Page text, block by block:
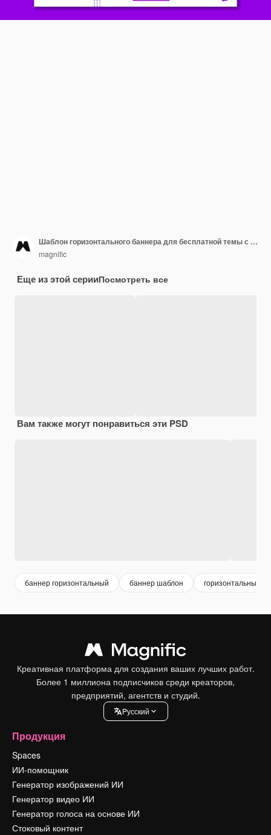
Шаблон горизонтального баннера для бесплатной темы с динамической геометрией
magnific
Еще из этой серииПосмотреть все
Вам также могут понравиться эти PSD
баннер горизонтальный баннер шаблон горизонтальный
Креативная платформа для создания ваших лучших работ.
Более 1 миллиона подписчиков среди креаторов,
предприятий, агентств и студий.
Pусский
Продукция
Spaces
ИИ-помощник
Генератор изображений ИИ
Генератор видео ИИ
Генератор голоса на основе ИИ
Стоковый контент